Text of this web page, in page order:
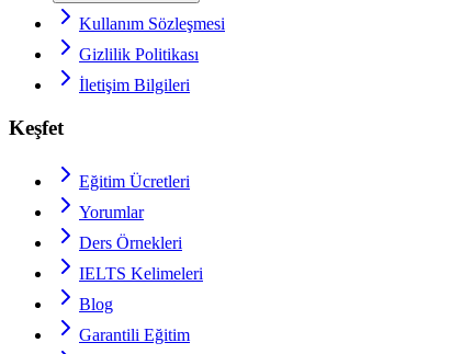
Kullanım Sözleşmesi
Gizlilik Politikası
İletişim Bilgileri
Keşfet
Eğitim Ücretleri
Yorumlar
Ders Örnekleri
IELTS Kelimeleri
Blog
Garantili Eğitim